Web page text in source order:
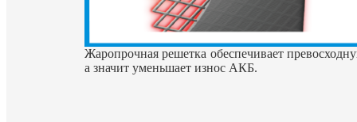
Жаропрочная решетка обеспечивает
а значит уменьшает износ АКБ.